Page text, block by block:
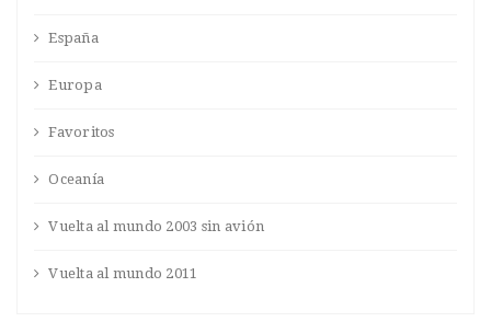
España
Europa
Favoritos
Oceanía
Vuelta al mundo 2003 sin avión
Vuelta al mundo 2011